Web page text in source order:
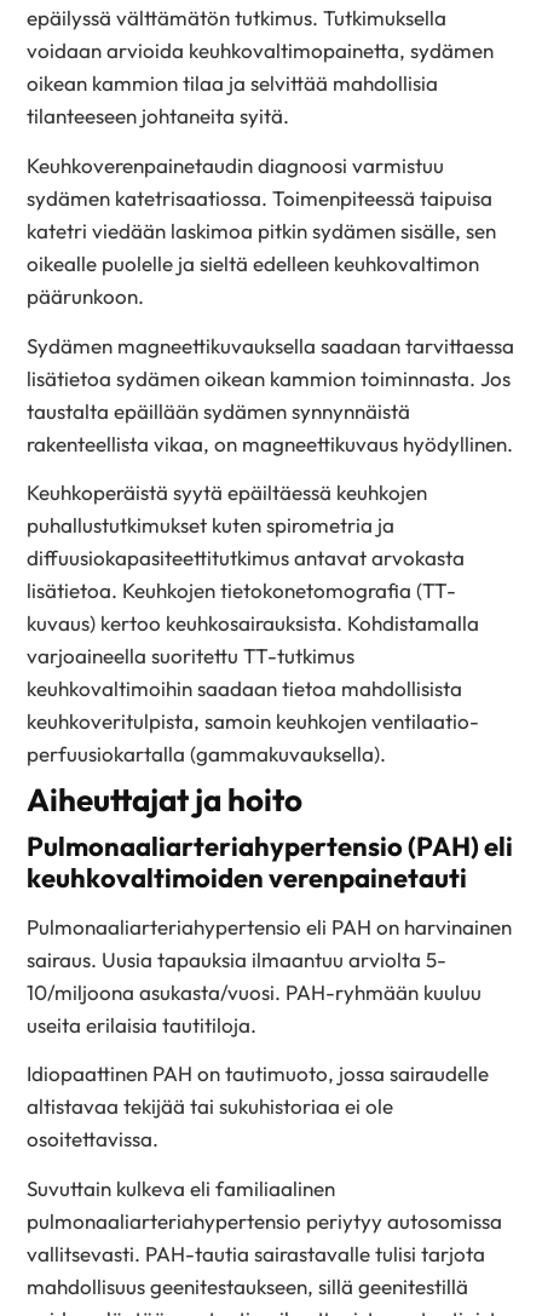
epäilyssä välttämätön tutkimus. Tutkimuksella
voidaan arvioida keuhkovaltimopainetta, sydämen
oikean kammion tilaa ja selvittää mahdollisia
tilanteeseen johtaneita syitä.
Keuhkoverenpainetaudin diagnoosi varmistuu
sydämen katetrisaatiossa. Toimenpiteessä taipuisa
katetri viedään laskimoa pitkin sydämen sisälle, sen
oikealle puolelle ja sieltä edelleen keuhkovaltimon
päärunkoon.
Sydämen magneettikuvauksella saadaan tarvittaessa
lisätietoa sydämen oikean kammion toiminnasta. Jos
taustalta epäillään sydämen synnynnäistä
rakenteellista vikaa, on magneettikuvaus hyödyllinen.
Keuhkoperäistä syytä epäiltäessä keuhkojen
puhallustutkimukset kuten spirometria ja
diffuusiokapasiteettitutkimus antavat arvokasta
lisätietoa. Keuhkojen tietokonetomografia (TT-
kuvaus) kertoo keuhkosairauksista. Kohdistamalla
varjoaineella suoritettu TT-tutkimus
keuhkovaltimoihin saadaan tietoa mahdollisista
keuhkoveritulpista, samoin keuhkojen ventilaatio-
perfuusiokartalla (gammakuvauksella).
Aiheuttajat ja hoito
Pulmonaaliarteriahypertensio (PAH) eli
keuhkovaltimoiden verenpainetauti
Pulmonaaliarteriahypertensio eli PAH on harvinainen
sairaus. Uusia tapauksia ilmaantuu arviolta 5-
10/miljoona asukasta/vuosi. PAH-ryhmään kuuluu
useita erilaisia tautitiloja.
Idiopaattinen PAH on tautimuoto, jossa sairaudelle
altistavaa tekijää tai sukuhistoriaa ei ole
osoitettavissa.
Suvuttain kulkeva eli familiaalinen
pulmonaaliarteriahypertensio periytyy autosomissa
vallitsevasti. PAH-tautia sairastavalle tulisi tarjota
mahdollisuus geenitestaukseen, sillä geenitestillä